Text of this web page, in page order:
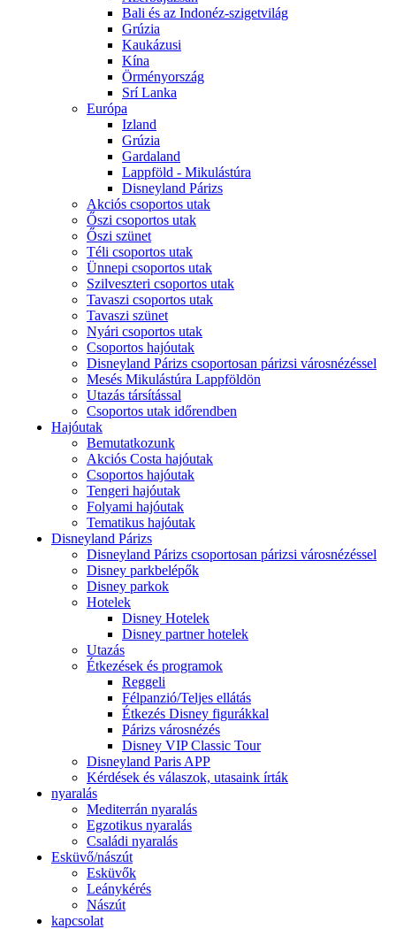
Bali és az Indonéz-szigetvilág
Grúzia
Kaukázusi
Kína
Örményország
Srí Lanka
Európa
Izland
Grúzia
Gardaland
Lappföld - Mikulástúra
Disneyland Párizs
Akciós csoportos utak
Őszi csoportos utak
Őszi szünet
Téli csoportos utak
Ünnepi csoportos utak
Szilveszteri csoportos utak
Tavaszi csoportos utak
Tavaszi szünet
Nyári csoportos utak
Csoportos hajóutak
Disneyland Párizs csoportosan párizsi városnézéssel
Mesés Mikulástúra Lappföldön
Utazás társítással
Csoportos utak időrendben
Hajóutak
Bemutatkozunk
Akciós Costa hajóutak
Csoportos hajóutak
Tengeri hajóutak
Folyami hajóutak
Tematikus hajóutak
Disneyland Párizs
Disneyland Párizs csoportosan párizsi városnézéssel
Disney parkbelépők
Disney parkok
Hotelek
Disney Hotelek
Disney partner hotelek
Utazás
Étkezések és programok
Reggeli
Félpanzió/Teljes ellátás
Étkezés Disney figurákkal
Párizs városnézés
Disney VIP Classic Tour
Disneyland Paris APP
Kérdések és válaszok, utasaink írták
nyaralás
Mediterrán nyaralás
Egzotikus nyaralás
Családi nyaralás
Esküvő/nászút
Esküvők
Leánykérés
Nászút
kapcsolat